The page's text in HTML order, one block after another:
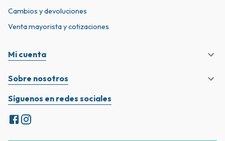
Cambios y devoluciones
Venta mayorista y cotizaciones
Mi cuenta
Sobre nosotros
Síguenos en redes sociales